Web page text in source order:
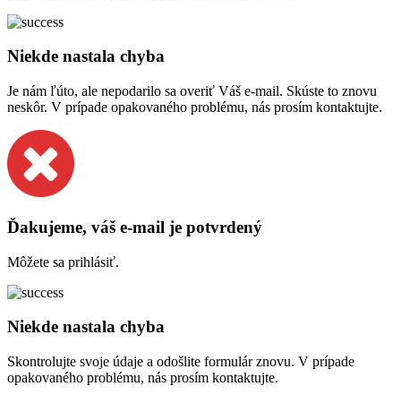
Niekde nastala chyba
Je nám ľúto, ale nepodarilo sa overiť Váš e-mail. Skúste to znovu
neskôr. V prípade opakovaného problému, nás prosím kontaktujte.
Ďakujeme, váš e-mail je potvrdený
Môžete sa prihlásiť.
Niekde nastala chyba
Skontrolujte svoje údaje a odošlite formulár znovu. V prípade
opakovaného problému, nás prosím kontaktujte.